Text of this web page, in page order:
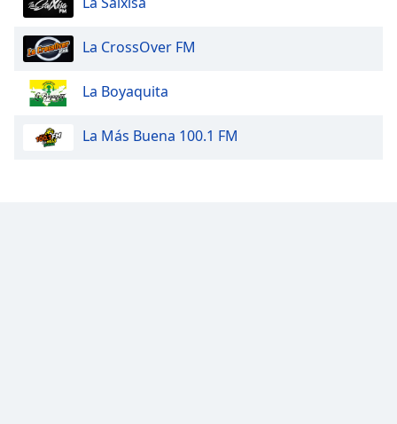
La CrossOver FM
La Boyaquita
La Más Buena 100.1 FM